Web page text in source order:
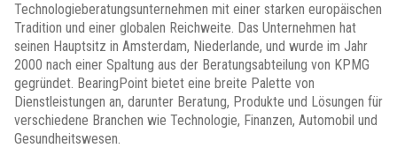
Technologieberatungsunternehmen mit einer starken europäischen
Tradition und einer globalen Reichweite. Das Unternehmen hat
seinen Hauptsitz in Amsterdam, Niederlande, und wurde im Jahr
2000 nach einer Spaltung aus der Beratungsabteilung von KPMG
gegründet. BearingPoint bietet eine breite Palette von
Dienstleistungen an, darunter Beratung, Produkte und Lösungen für
verschiedene Branchen wie Technologie, Finanzen, Automobil und
Gesundheitswesen.